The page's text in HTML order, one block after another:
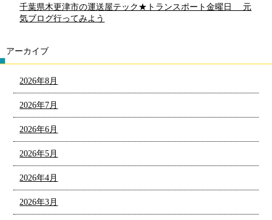
千葉県木更津市の運送屋テック★トランスポート金曜日 元
気ブログ行ってみよう
アーカイブ
2026年8月
2026年7月
2026年6月
2026年5月
2026年4月
2026年3月